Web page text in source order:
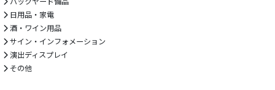
日用品・家電
酒・ワイン用品
サイン・インフォメーション
演出ディスプレイ
その他